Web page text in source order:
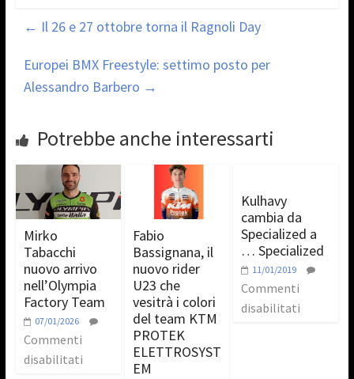
← Il 26 e 27 ottobre torna il Ragnoli Day
Europei BMX Freestyle: settimo posto per
Alessandro Barbero →
Potrebbe anche interessarti
Mirko
Tabacchi
nuovo arrivo
nell’Olympia
Factory Team
07/01/2026
Commenti
disabilitati
Fabio
Bassignana, il
nuovo rider
U23 che
vesitrà i colori
del team KTM
PROTEK
ELETTROSYST
EM
Kulhavy
cambia da
Specialized a
… Specialized
11/01/2019
Commenti
disabilitati